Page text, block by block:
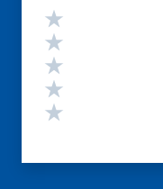
Valutazione